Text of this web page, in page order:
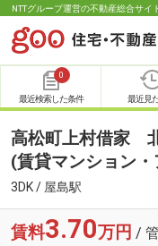
NTTグループ運営の不動産総合サイ
0
最近検索した条件 最近見
高松町上村借家
(賃貸マンション
3DK / 屋島駅
賃料3.70万円 /